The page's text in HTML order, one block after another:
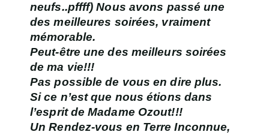
neufs..pffff) Nous avons passé une
des meilleures soirées, vraiment
mémorable.
Peut-être une des meilleurs soirées
de ma vie!!!
Pas possible de vous en dire plus.
Si ce n’est que nous étions dans
l’esprit de Madame Ozout!!!
Un Rendez-vous en Terre Inconnue,